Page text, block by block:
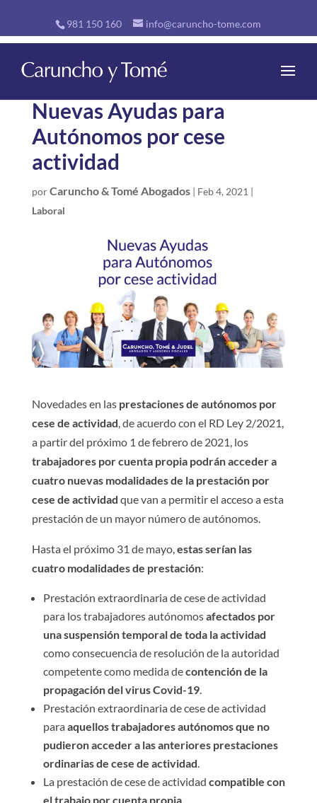
981 150 160 info@caruncho-tome.com
Nuevas Ayudas para
Autónomos por cese
actividad
porCaruncho & Tomé Abogados| Feb 4, 2021 |
Laboral
Novedades en las prestaciones de autónomos por
cese de actividad , de acuerdo con el RD Ley 2/2021,
a partir del próximo 1 de febrero de 2021, los
trabajadores por cuenta propia podrán acceder a
cuatro nuevas modalidades de la prestación por
cese de actividad que van a permitir el acceso a esta
prestación de un mayor número de autónomos.
Hasta el próximo 31 de mayo, estas serían las
cuatro modalidades de prestación:
Prestación extraordinaria de cese de actividad
para los trabajadores autónomosafectados por
una suspensión temporal de toda la actividad
como consecuencia de resolución de la autoridad
competente como medida decontención de la
propagación del virus Covid-19.
Prestación extraordinaria de cese de actividad
paraaquellos trabajadores autónomos que no
pudieron acceder a las anteriores prestaciones
ordinarias de cese de actividad
La prestación de cese de actividad compatible con
el trabajo por cuenta propia